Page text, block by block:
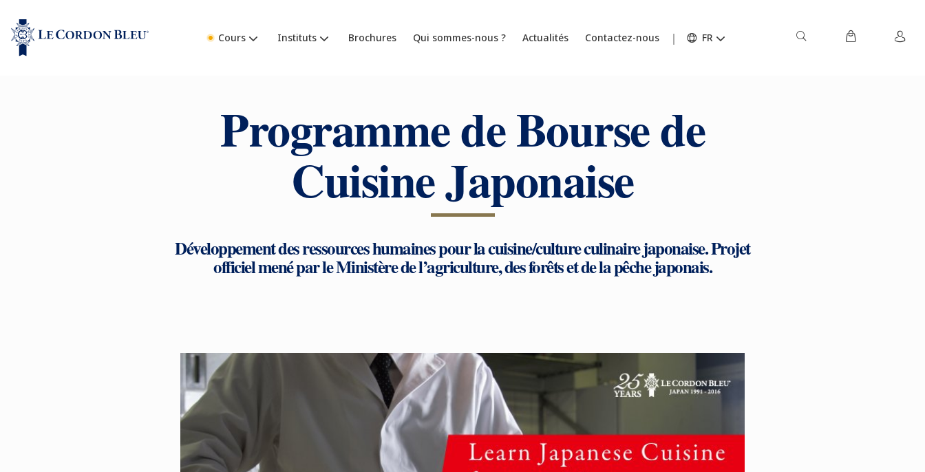
Cours Instituts Brochures Qui sommes-nous ? Actualités Contactez-nous FR
Programme de Bourse de
Cuisine Japonaise
Développement des ressources humaines pour la cuisine/culture culinaire japonaise. Projet
officiel mené par le Ministère de l’agriculture, des forêts et de la pêche japonais.